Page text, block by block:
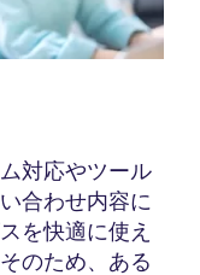
対応やツール
合わせ内容に
を快適に使え
のため、ある